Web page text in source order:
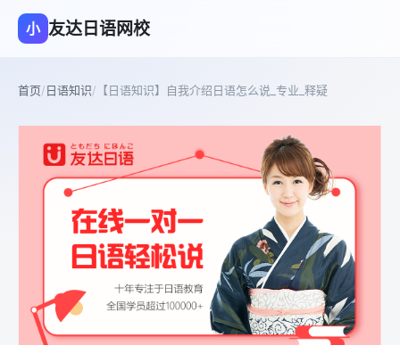
小 友达日语网校
首页/日语知识/ 【日语知识】自我介绍日语怎么说_专业_释疑